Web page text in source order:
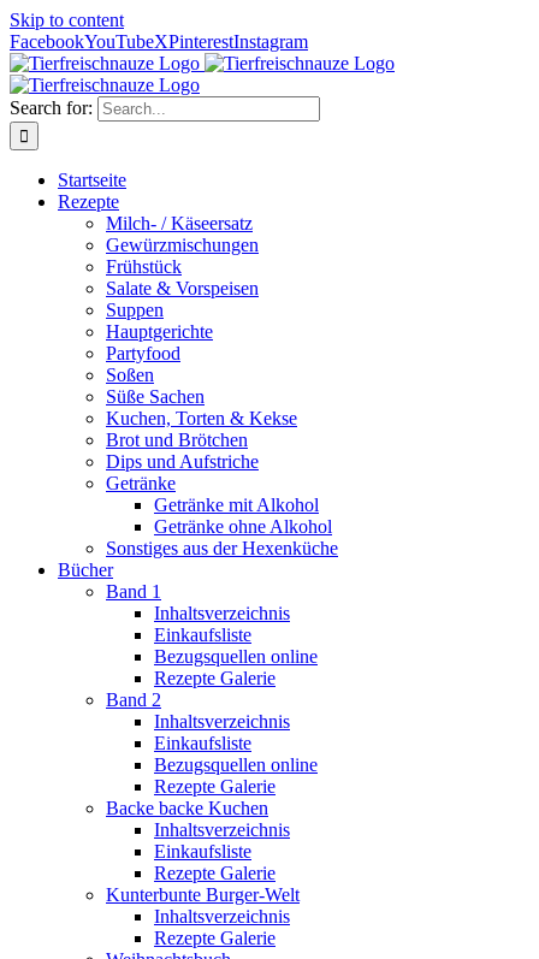
Skip to content
FacebookYouTubeXPinterestInstagram
Search for:
Startseite
Rezepte
Milch- / Käseersatz
Gewürzmischungen
Frühstück
Salate & Vorspeisen
Suppen
Hauptgerichte
Partyfood
Soßen
Süße Sachen
Kuchen, Torten & Kekse
Brot und Brötchen
Dips und Aufstriche
Getränke
Getränke mit Alkohol
Getränke ohne Alkohol
Sonstiges aus der Hexenküche
Bücher
Band 1
Inhaltsverzeichnis
Einkaufsliste
Bezugsquellen online
Rezepte Galerie
Band 2
Inhaltsverzeichnis
Einkaufsliste
Bezugsquellen online
Rezepte Galerie
Backe backe Kuchen
Inhaltsverzeichnis
Einkaufsliste
Rezepte Galerie
Kunterbunte Burger-Welt
Inhaltsverzeichnis
Rezepte Galerie